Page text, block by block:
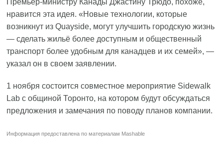
Премьер-министру Канады Джастину Трюдо, похоже,
нравится эта идея. «Новые технологии, которые
возникнут из Quayside, могут улучшить городскую жизнь
— сделать жильё более доступным и общественный
транспорт более удобным для канадцев и их семей», —
указал он в своем заявлении.
1 ноября состоится совместное мероприятие Sidewalk
Lab с общиной Торонто, на котором будут обсуждаться
предложения и замечания по поводу планов компании.
Информация предоставлена по материалам Mashable